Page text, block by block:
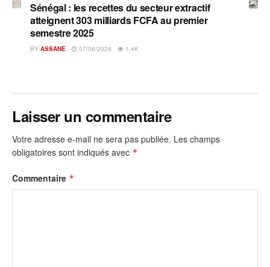
Sénégal : les recettes du secteur extractif
atteignent 303 milliards FCFA au premier
semestre 2025
BY ASSANE 07/08/2026 1.4K
Laisser un commentaire
Votre adresse e-mail ne sera pas publiée. Les champs
obligatoires sont indiqués avec *
Commentaire *